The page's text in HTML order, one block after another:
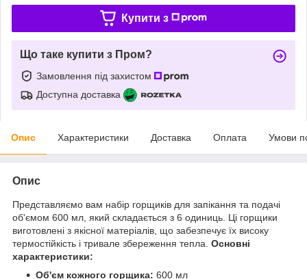
Купити з
Що таке купити з Пром?
Замовлення під захистом
Доступна доставка
Опис Характеристики Доставка Оплата Умови
Опис
Представляємо вам набір горщиків для запікання та подачі
об'ємом 600 мл, який складається з 6 одиниць. Ці горщики
виготовлені з якісної матеріалів, що забезпечує їх високу
термостійкість і тривале збереження тепла. Основні
характеристики:
Об'єм кожного горщика: 600 мл